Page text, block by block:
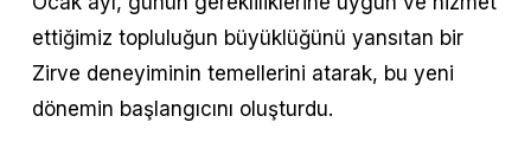
ettiğimiz topluluğun büyüklüğünü yansıtan bir
Zirve deneyiminin temellerini atarak, bu yeni
dönemin başlangıcını oluşturdu.